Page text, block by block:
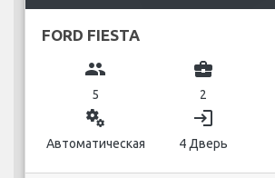
FORD FIESTA
group
5
business_center
2
miscellaneous_services
Автоматическая
login
4 Дверь